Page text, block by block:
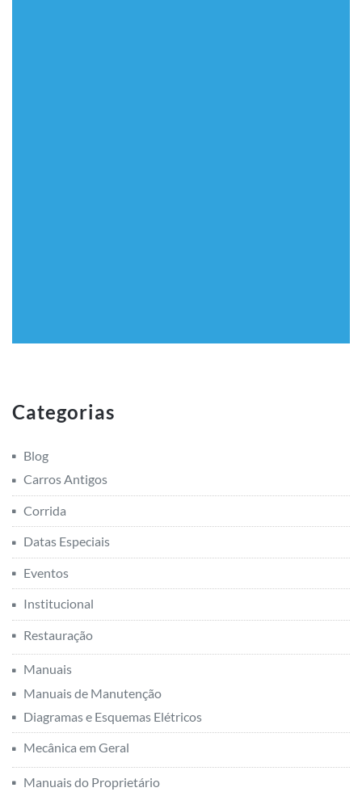
Categorias
Blog
Carros Antigos
Corrida
Datas Especiais
Eventos
Institucional
Restauração
Manuais
Manuais de Manutenção
Diagramas e Esquemas Elétricos
Mecânica em Geral
Manuais do Proprietário